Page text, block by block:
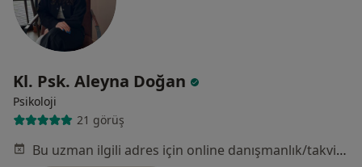
Kl. Psk. Aleyna Doğan
Psikoloji
21 görüş
Bu uzman ilgili adres için online danışmanlık/takvim sunmuyor.